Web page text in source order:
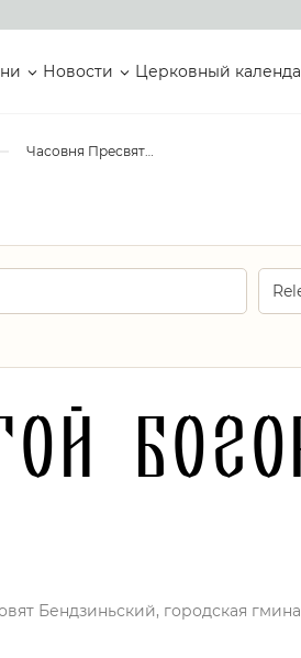
Новости Церковный
Часовня Пресвятой Богородицы
Бендзиньский, городская